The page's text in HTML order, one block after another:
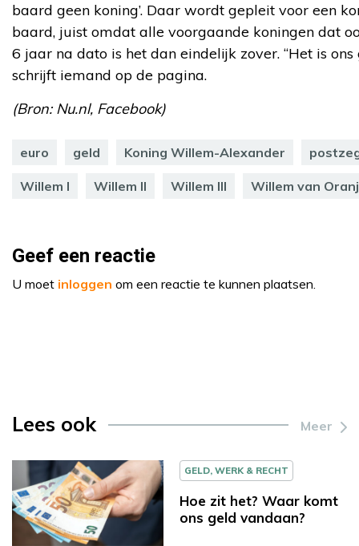
baard geen koning’. Daar wordt gepleit voor een
baard, juist omdat alle voorgaande koningen dat
6 jaar na dato is het dan eindelijk zover. “Het is ons
schrijft iemand op de pagina.
(Bron: Nu.nl, Facebook)
euro geld Koning Willem-Alexander
Willem I Willem II Willem III Willem van
Geef een reactie
U moet inloggen om een reactie te kunnen plaatsen.
Lees ook Meer
GELD, WERK & RECHT
Hoe zit het? Waar komt
ons geld vandaan?